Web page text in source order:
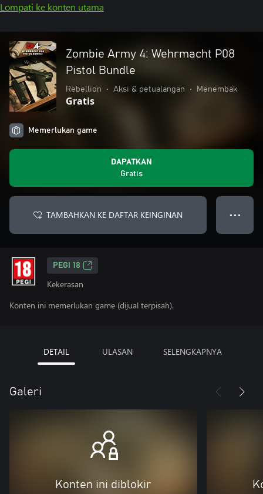
Lompati ke konten utama
Zombie Army 4: Wehrmacht P08
Pistol Bundle
Rebellion • Aksi & petualangan • Menembak
Gratis
Memerlukan game
DAPATKAN
Gratis
TAMBAHKAN KE DAFTAR KEINGINAN ● ● ●
PEGI 18
Kekerasan
Konten ini memerlukan game (dijual terpisah).
DETAIL ULASAN SELENGKAPNYA
Galeri
Konten ini diblokir